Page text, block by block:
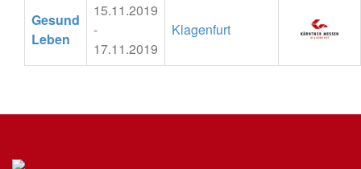
Gesund
Leben
15.11.2019
-
17.11.2019
Klagenfurt